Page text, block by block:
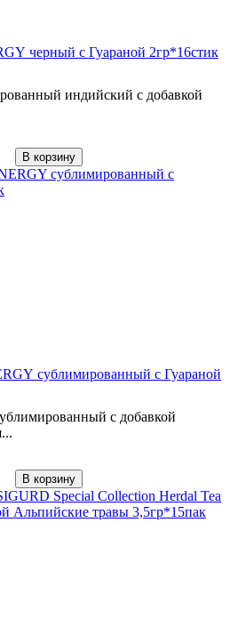
черный с Гуараной 2гр*16стик
индийский с добавкой
В корзину
сублимированный с Гуараной
с добавкой
В корзину